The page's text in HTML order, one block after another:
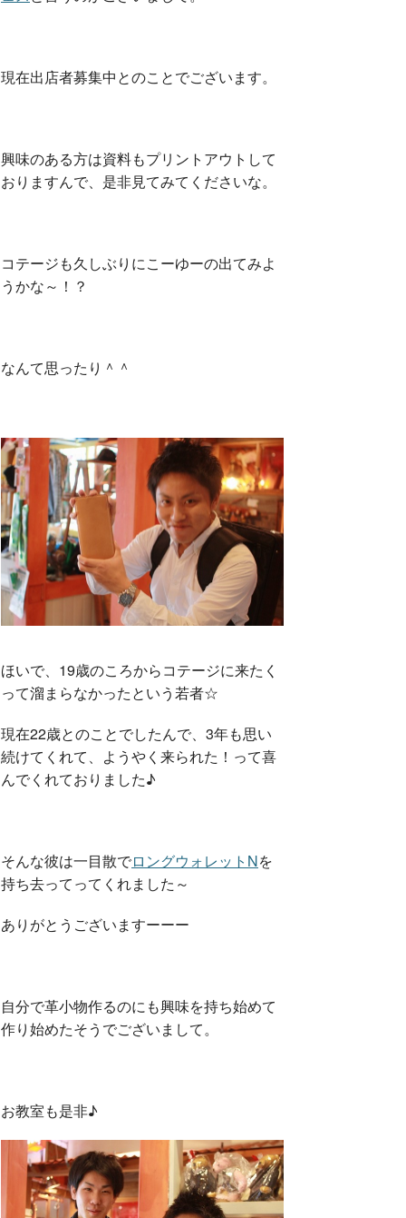
現在出店者募集中とのことでございます。
興味のある方は資料もプリントアウトして
おりますんで、是非見てみてくださいな。
コテージも久しぶりにこーゆーの出てみよ
うかな～！？
なんて思ったり＾＾
ほいで、19歳のころからコテージに来たく
って溜まらなかったという若者☆
現在22歳とのことでしたんで、3年も思い
続けてくれて、ようやく来られた！って喜
んでくれておりました♪
そんな彼は一目散でロングウォレットNを
持ち去ってってくれました～
ありがとうございますーーー
自分で革小物作るのにも興味を持ち始めて
作り始めたそうでございまして。
お教室も是非♪